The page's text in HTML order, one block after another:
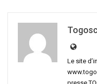
Le site